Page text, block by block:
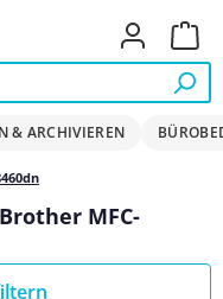
& ARCHIVIEREN
MFC-